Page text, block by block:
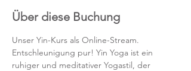
Über diese Buchung
Unser Yin-Kurs als Online-Stream.
Entschleunigung pur! Yin Yoga ist ein
ruhiger und meditativer Yogastil, der